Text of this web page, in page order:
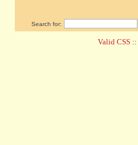
Search for:
Valid CSS ::